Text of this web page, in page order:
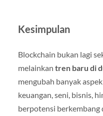
Kesimpulan
Blockchain bukan lagi
melainkan tren baru di
mengubah banyak
keuangan, seni, bisnis,
berpotensi berkembang